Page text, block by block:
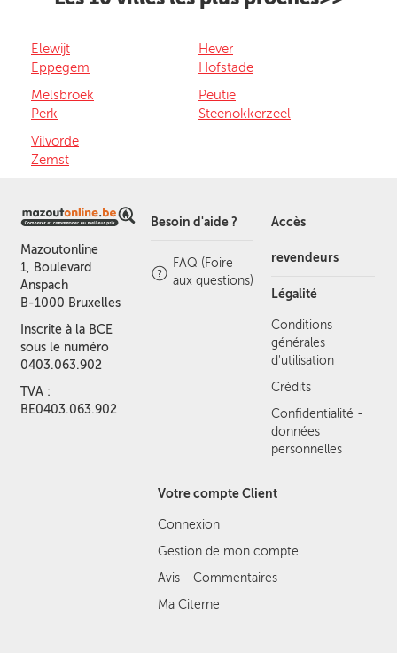
Elewijt
Eppegem
Hever
Hofstade
Melsbroek
Perk
Peutie
Steenokkerzeel
Vilvorde
Zemst
Mazoutonline
1, Boulevard
Anspach
B-1000 Bruxelles
Inscrite à la BCE
sous le numéro
0403.063.902
TVA :
BE0403.063.902
Besoin d'aide ?
FAQ (Foire
aux questions)
Accès
revendeurs
Légalité
Conditions
générales
d'utilisation
Crédits
Confidentialité -
données
personnelles
Votre compte Client
Connexion
Gestion de mon compte
Avis - Commentaires
Ma Citerne